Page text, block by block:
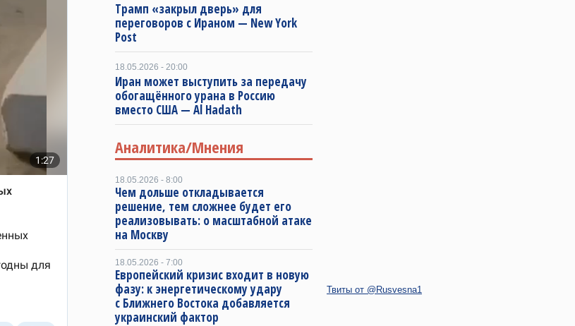
Трамп «закрыл дверь» для
переговоров с Ираном — New York
Post
18.05.2026 - 20:00
Иран может выступить за передачу
обогащённого урана в Россию
вместо США — Al Hadath
Аналитика/Мнения
18.05.2026 - 8:00
Чем дольше откладывается
решение, тем сложнее будет его
реализовывать: о масштабной атаке
на Москву
18.05.2026 - 7:00
Европейский кризис входит в новую
фазу: к энергетическому удару
с Ближнего Востока добавляется
украинский фактор
Твиты от @Rusvesna1